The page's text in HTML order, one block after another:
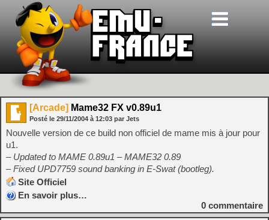
[Arcade] Mame32 FX v0.89u1
Posté le 29/11/2004 à 12:03 par Jets
Nouvelle version de ce build non officiel de mame mis à jour pour
u1.
– Updated to MAME 0.89u1 – MAME32 0.89
– Fixed UPD7759 sound banking in E-Swat (bootleg).
Site Officiel
En savoir plus…
0 commentaire